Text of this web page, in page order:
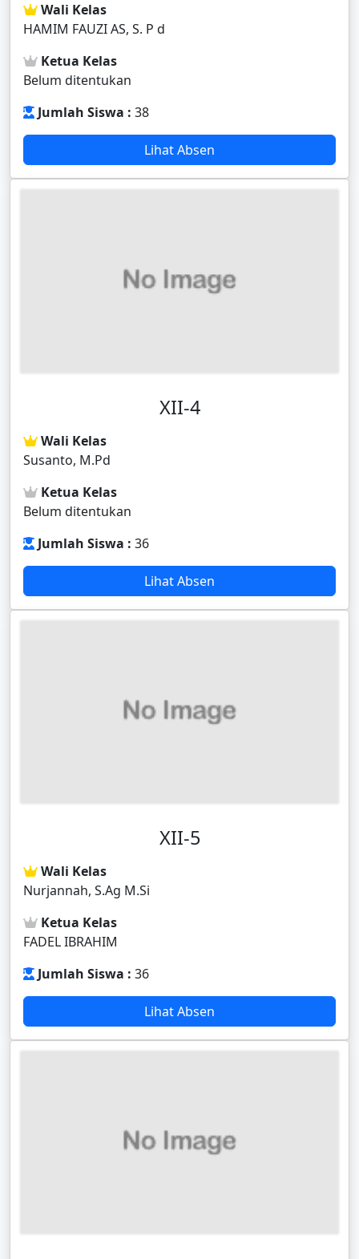
Wali Kelas
HAMIM FAUZI AS, S. P d
Ketua Kelas
Belum ditentukan
Jumlah Siswa : 38
Lihat Absen
XII-4
Wali Kelas
Susanto, M.Pd
Ketua Kelas
Belum ditentukan
Jumlah Siswa : 36
Lihat Absen
XII-5
Wali Kelas
Nurjannah, S.Ag M.Si
Ketua Kelas
FADEL IBRAHIM
Jumlah Siswa : 36
Lihat Absen